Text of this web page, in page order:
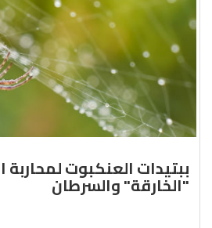
ببتيدات العنكبوت لمحاربة
"الخارقة" والسرطان